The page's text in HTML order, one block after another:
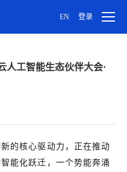
EN 登录
人工智能生态伙伴大会·
的核心驱动力，正在推动
能化跃迁，一个势能奔涌